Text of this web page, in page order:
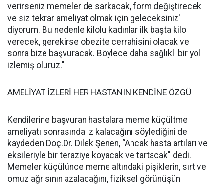
verirseniz memeler de sarkacak, form değiştirecek
ve siz tekrar ameliyat olmak için geleceksiniz'
diyorum. Bu nedenle kilolu kadınlar ilk başta kilo
verecek, gerekirse obezite cerrahisini olacak ve
sonra bize başvuracak. Böylece daha sağlıklı bir yol
izlemiş oluruz."
AMELİYAT İZLERİ HER HASTANIN KENDİNE ÖZGÜ
Kendilerine başvuran hastalara meme küçültme
ameliyatı sonrasında iz kalacağını söylediğini de
kaydeden Doç.Dr. Dilek Şenen, “Ancak hasta artıları ve
eksileriyle bir teraziye koyacak ve tartacak" dedi.
Memeler küçülünce meme altındaki pişiklerin, sırt ve
omuz ağrısının azalacağını, fiziksel görünüşün